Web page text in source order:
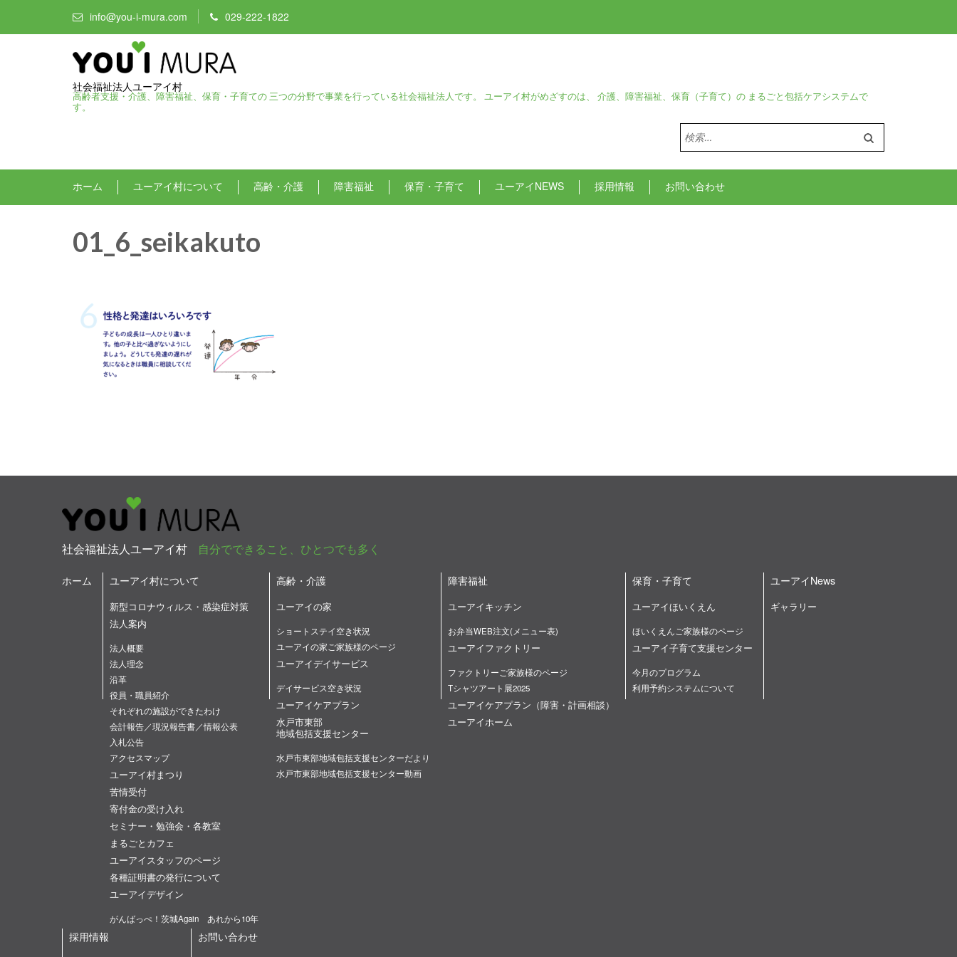
info@you-i-mura.com 029-222-1822
社会福祉法人ユーアイ村
高齢者支援・介護、障害福祉、保育・子育ての 三つの分野で事業を行っている社会福祉法人です。 ユーアイ村がめざすのは、 介護、障害福祉、保育（子育て）の まるごと包括ケアシステムで
す。
検
索:
ホーム ユーアイ村について 高齢・介護 障害福祉 保育・子育て ユーアイNEWS 採用情報 お問い合わせ
01_6_seikakuto
社会福祉法人ユーアイ村 自分でできること、ひとつでも多く
ホーム ユーアイ村について
新型コロナウィルス・感染症対策
法人案内
法人概要
法人理念
沿革
役員・職員紹介
それぞれの施設ができたわけ
会計報告／現況報告書／情報公表
入札公告
アクセスマップ
ユーアイ村まつり
苦情受付
寄付金の受け入れ
セミナー・勉強会・各教室
まるごとカフェ
ユーアイスタッフのページ
各種証明書の発行について
ユーアイデザイン
がんばっぺ！茨城Again あれから10年
高齢・介護
ユーアイの家
ショートステイ空き状況
ユーアイの家ご家族様のページ
ユーアイデイサービス
デイサービス空き状況
ユーアイケアプラン
水戸市東部
地域包括支援センター
水戸市東部地域包括支援センターだより
水戸市東部地域包括支援センター動画
障害福祉
ユーアイキッチン
お弁当WEB注文(メニュー表)
ユーアイファクトリー
ファクトリーご家族様のページ
Tシャツアート展2025
ユーアイケアプラン（障害・計画相談）
ユーアイホーム
保育・子育て
ユーアイほいくえん
ほいくえんご家族様のページ
ユーアイ子育て支援センター
今月のプログラム
利用予約システムについて
ユーアイNews
ギャラリー
採用情報 お問い合わせ